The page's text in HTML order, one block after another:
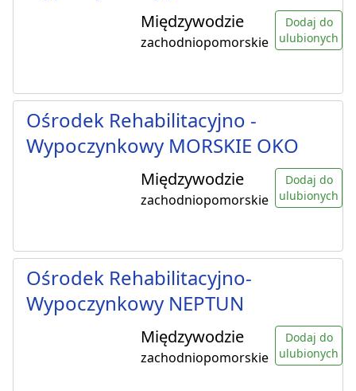
Międzywodzie
zachodniopomorskie
Dodaj do
ulubionych
Ośrodek Rehabilitacyjno -
Wypoczynkowy MORSKIE OKO
Międzywodzie
zachodniopomorskie
Dodaj do
ulubionych
Ośrodek Rehabilitacyjno-
Wypoczynkowy NEPTUN
Międzywodzie
zachodniopomorskie
Dodaj do
ulubionych